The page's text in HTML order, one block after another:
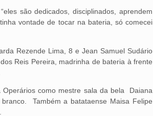
são dedicados, disciplinados, aprendem
vontade de tocar na bateria, só comecei
Rezende Lima, 8 e Jean Samuel Sudário
Reis Pereira, madrinha de bateria à frente
como mestre sala da bela Daiana
Também a batataense Maisa Felipe